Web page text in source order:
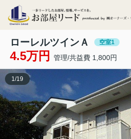
ローレルツインＡ 空室1
4.5万円 管理/共益費 1,800円
1 /19